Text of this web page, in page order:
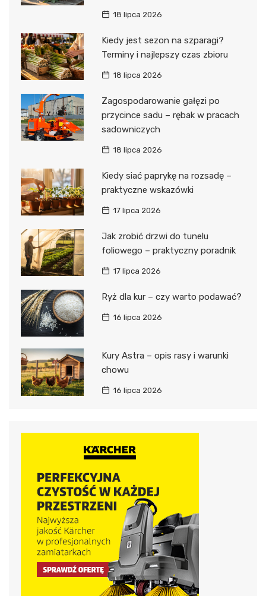
18 lipca 2026
Kiedy jest sezon na szparagi?
Terminy i najlepszy czas zbioru
18 lipca 2026
Zagospodarowanie gałęzi po
przycince sadu – rębak w pracach
sadowniczych
18 lipca 2026
Kiedy siać paprykę na rozsadę –
praktyczne wskazówki
17 lipca 2026
Jak zrobić drzwi do tunelu
foliowego – praktyczny poradnik
17 lipca 2026
Ryż dla kur – czy warto podawać?
16 lipca 2026
Kury Astra – opis rasy i warunki
chowu
16 lipca 2026